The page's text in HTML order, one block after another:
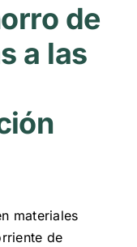
de
a las
materiales
de